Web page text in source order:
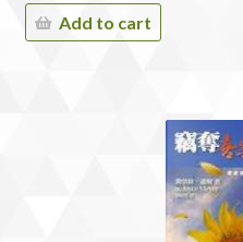
Add to cart